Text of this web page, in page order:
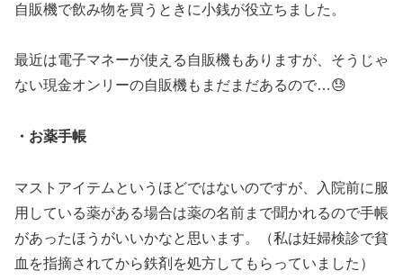
自販機で飲み物を買うときに小銭が役立ちました。
最近は電子マネーが使える自販機もありますが、そうじゃ
ない現金オンリーの自販機もまだまだあるので…😓
・お薬手帳
マストアイテムというほどではないのですが、入院前に服
用している薬がある場合は薬の名前まで聞かれるので手帳
があったほうがいいかなと思います。（私は妊婦検診で貧
血を指摘されてから鉄剤を処方してもらっていました）